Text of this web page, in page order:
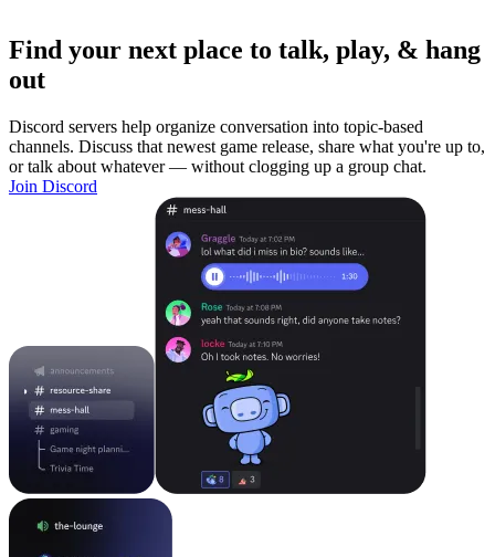
Find your next place to talk, play, & hang
out
Discord servers help organize conversation into topic-based
channels. Discuss that newest game release, share what you're up to,
or talk about whatever — without clogging up a group chat.
Join Discord